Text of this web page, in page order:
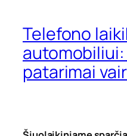
Telefono
patarimai